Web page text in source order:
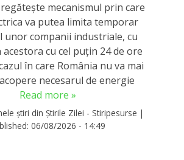
mecanismul prin care
va putea limita temporar
unor companii industriale, cu
cu cel puțin 24 de ore
în care România nu va mai
necesarul de energie
Read more »
știri din Știrile Zilei - Stiripesurse |
06/08/2026 - 14:49